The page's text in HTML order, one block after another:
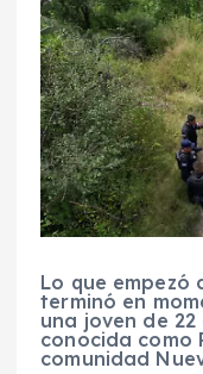
Lo que empezó
terminó en
una joven de
conocida como
comunidad